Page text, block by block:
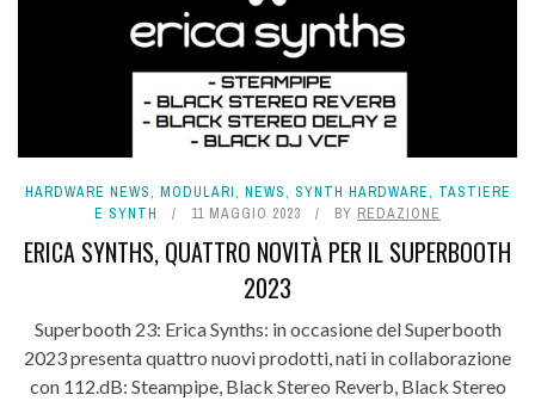
HARDWARE NEWS, MODULARI, NEWS, SYNTH HARDWARE, TASTIERE
E SYNTH
11 MAGGIO 2023 BY REDAZIONE
ERICA SYNTHS, QUATTRO NOVITÀ PER IL SUPERBOOTH
2023
Superbooth 23: Erica Synths: in occasione del Superbooth
2023 presenta quattro nuovi prodotti, nati in collaborazione
con 112.dB: Steampipe, Black Stereo Reverb, Black Stereo